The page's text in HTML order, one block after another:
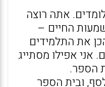
אתה רוצה
החיים –
את התלמידים
אני אפילו מסתייג
הספר.
ובית הספר